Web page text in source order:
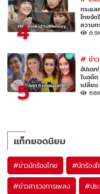
4
กระแ
ไทยจั
ความท
5
#ข่า
อัปเด
ในอดีต
เปลี่ยน
68K
แท็กยอดนิยม
#ข่าวนักร้องไทย #นักร้อง
#ข่าวสารวงการเพลง #ปร